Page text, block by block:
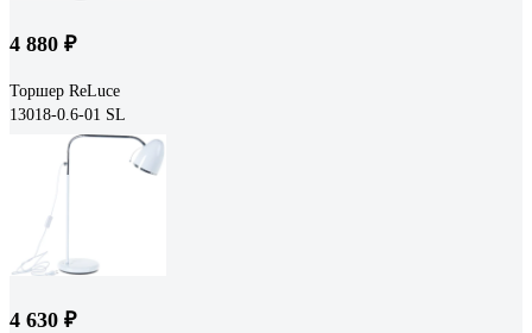
4 880 ₽
Торшер ReLuce
13018-0.6-01 SL
4 630 ₽